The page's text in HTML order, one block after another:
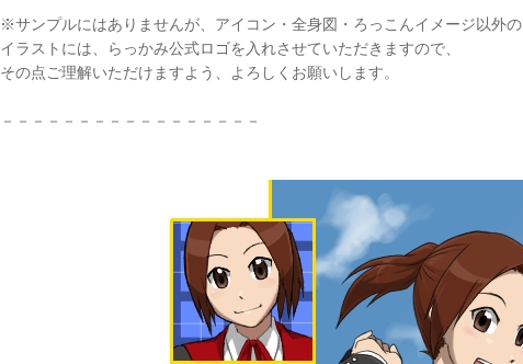
※サンプルにはありませんが、アイコン・全身図・ろっこんイメージ以外の
イラストには、らっかみ公式ロゴを入れさせていただきますので、
その点ご理解いただけますよう、よろしくお願いします。
－－－－－－－－－－－－－－－－－